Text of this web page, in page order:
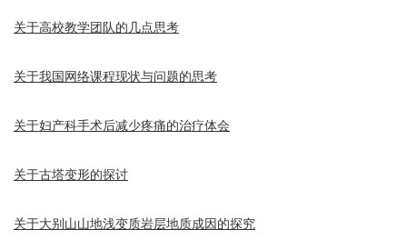
关于高校教学团队的几点思考
关于我国网络课程现状与问题的思考
关于妇产科手术后减少疼痛的治疗体会
关于古塔变形的探讨
关于大别山山地浅变质岩层地质成因的探究